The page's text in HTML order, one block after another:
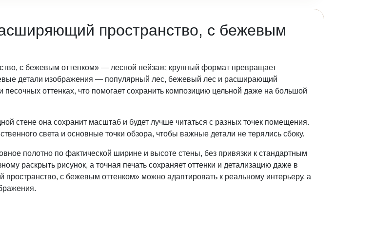
пространство, с бежевым
с бежевым оттенком» — лесной пейзаж; крупный формат превращает
детали изображения — популярный лес, бежевый лес и расширающий
оттенках, что помогает сохранить композицию цельной даже на большой
стене она сохранит масштаб и будет лучше читаться с разных точек помещения.
света и основные точки обзора, чтобы важные детали не терялись сбоку.
полотно по фактической ширине и высоте стены, без привязки к стандартным
раскрыть рисунок, а точная печать сохраняет оттенки и детализацию даже в
с бежевым оттенком» можно адаптировать к реальному интерьеру, а